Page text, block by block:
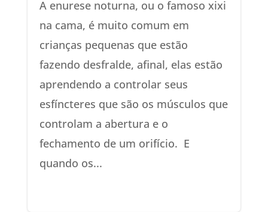
A enurese noturna, ou o famoso xixi
na cama, é muito comum em
crianças pequenas que estão
fazendo desfralde, afinal, elas estão
aprendendo a controlar seus
esfíncteres que são os músculos que
controlam a abertura e o
fechamento de um orifício. E
quando os...